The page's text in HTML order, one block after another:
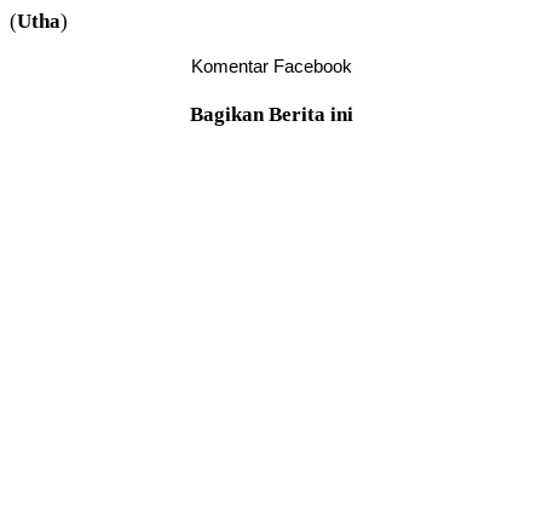
(Utha)
Komentar Facebook
Bagikan Berita ini